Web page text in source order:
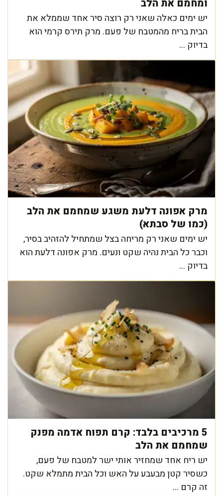
ומחמם את הלב
יש ימים כאלה שאני רק רוצה סיר אחד שממלא את
הבית בריח מהמטבח של פעם. מרק תירס קרמי הוא
בדיוק ...
מרק אפונה דלעת משגע שמחמם את הלב
(כמו של סבתא)
יש ימים שאני רק מריחה בצל שמתחיל להזהיב בסיר,
וכבר כל הבית נהיה שקט ונעים. מרק אפונה דלעת הוא
בדיוק ...
5 מרכיבים בלבד: קרם תפוח אדמה מפנק
שמחמם את הלב
יש ריח אחד שמחזיר אותי ישר למטבח של פעם,
כשסיר קטן מבעבע על האש וכל הבית מתמלא שקט.
זה קרם ...